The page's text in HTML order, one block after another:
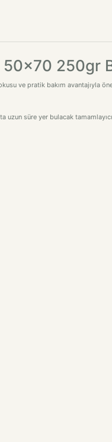
50x70 250gr
ve pratik bakım avantajıyla
uzun süre yer bulacak